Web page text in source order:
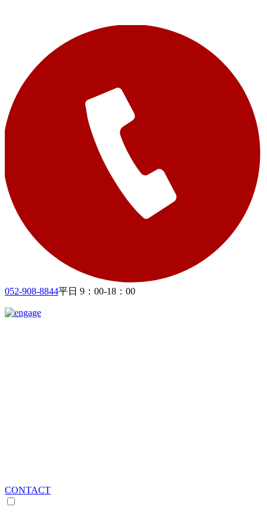
052-908-8844平日 9：00-18：00
CONTACT